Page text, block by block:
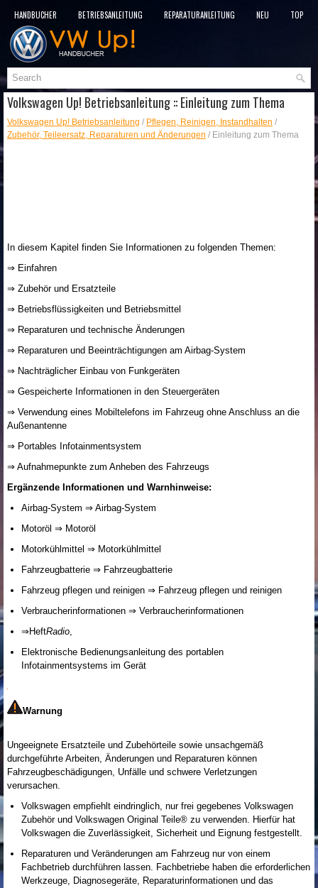
HANDBÜCHER BETRIEBSANLEITUNG REPARATURANLEITUNG NEU
TOP
SITEMAP
Volkswagen Up! Betriebsanleitung :: Einleitung zum Thema
Volkswagen Up! Betriebsanleitung / Pflegen, Reinigen, Instandhalten /
Zubehör, Teileersatz, Reparaturen und Änderungen / Einleitung zum Thema
In diesem Kapitel finden Sie Informationen zu folgenden Themen:
⇒ Einfahren
⇒ Zubehör und Ersatzteile
⇒ Betriebsflüssigkeiten und Betriebsmittel
⇒ Reparaturen und technische Änderungen
⇒ Reparaturen und Beeinträchtigungen am Airbag-System
⇒ Nachträglicher Einbau von Funkgeräten
⇒ Gespeicherte Informationen in den Steuergeräten
⇒ Verwendung eines Mobiltelefons im Fahrzeug ohne Anschluss an die
Außenantenne
⇒ Portables Infotainmentsystem
⇒ Aufnahmepunkte zum Anheben des Fahrzeugs
Ergänzende Informationen und Warnhinweise:
Airbag-System ⇒ Airbag-System
Motoröl ⇒ Motoröl
Motorkühlmittel ⇒ Motorkühlmittel
Fahrzeugbatterie ⇒ Fahrzeugbatterie
Fahrzeug pflegen und reinigen ⇒ Fahrzeug pflegen und reinigen
Verbraucherinformationen ⇒ Verbraucherinformationen
⇒HeftRadio,
Elektronische Bedienungsanleitung des portablen
Infotainmentsystems im Gerät
Warnung
Ungeeignete Ersatzteile und Zubehörteile sowie unsachgemäß
durchgeführte Arbeiten, Änderungen und Reparaturen können
Fahrzeugbeschädigungen, Unfälle und schwere Verletzungen
verursachen.
Volkswagen empfiehlt eindringlich, nur frei gegebenes Volkswagen
Zubehör und Volkswagen Original Teile® zu verwenden. Hierfür hat
Volkswagen die Zuverlässigkeit, Sicherheit und Eignung festgestellt.
Reparaturen und Veränderungen am Fahrzeug nur von einem
Fachbetrieb durchführen lassen. Fachbetriebe haben die erforderlichen
Werkzeuge, Diagnosegeräte, Reparaturinformationen und das